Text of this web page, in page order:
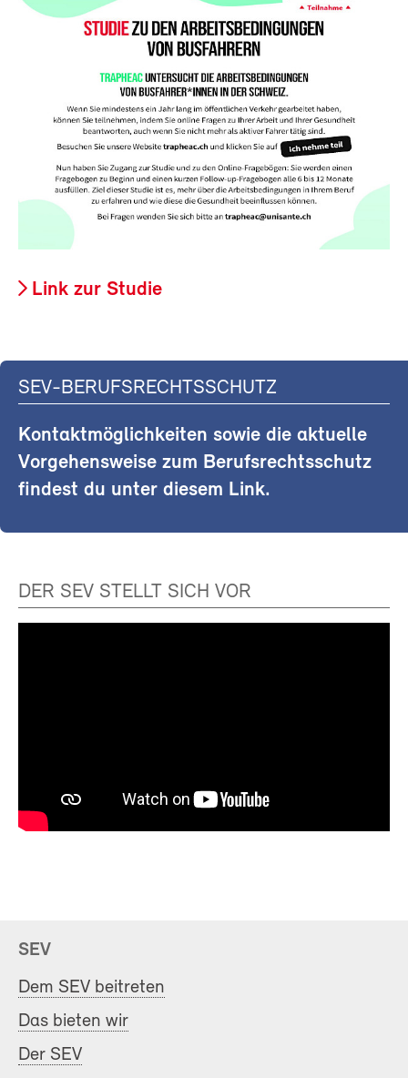
Link zur Studie
SEV-BERUFSRECHTSSCHUTZ
Kontaktmöglichkeiten sowie die aktuelle
Vorgehensweise zum Berufsrechtsschutz
findest du unter diesem Link.
DER SEV STELLT SICH VOR
SEV
Dem SEV beitreten
Das bieten wir
Der SEV